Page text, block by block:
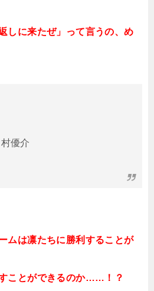
しに来たぜ」って言うの、め
優介
ムは凛たちに勝利することが
ことができるのか……！？